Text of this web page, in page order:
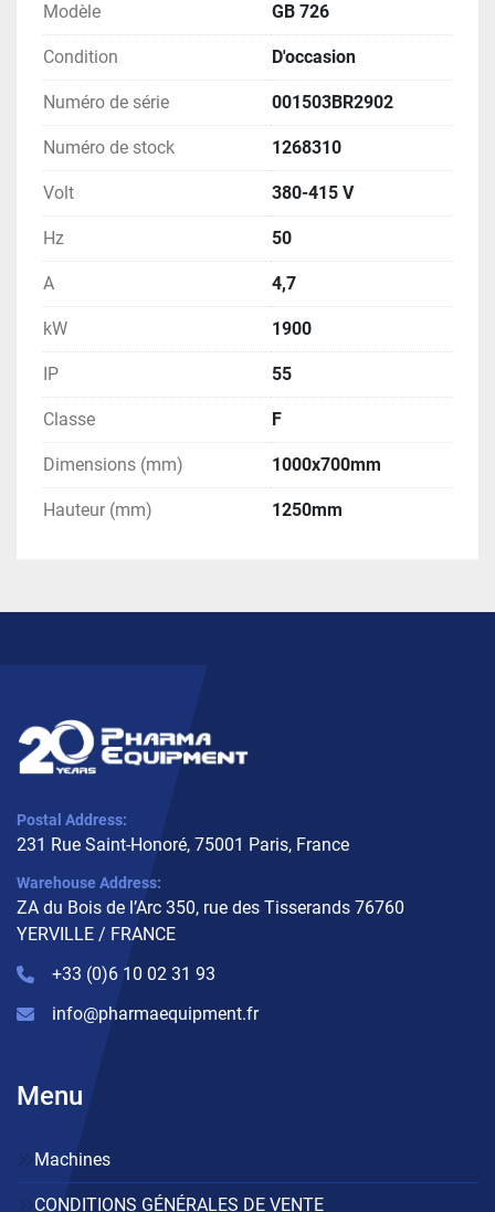
Modèle GB 726
Condition D'occasion
Numéro de série 001503BR2902
Numéro de stock 1268310
Volt 380-415 V
Hz 50
A 4,7
kW 1900
IP 55
Classe F
Dimensions (mm) 1000x700mm
Hauteur (mm) 1250mm
Postal Address:
231 Rue Saint-Honoré, 75001 Paris, France
Warehouse Address:
ZA du Bois de l’Arc 350, rue des Tisserands 76760
YERVILLE / FRANCE
+33 (0)6 10 02 31 93
info@pharmaequipment.fr
Menu
Machines
CONDITIONS GÉNÉRALES DE VENTE